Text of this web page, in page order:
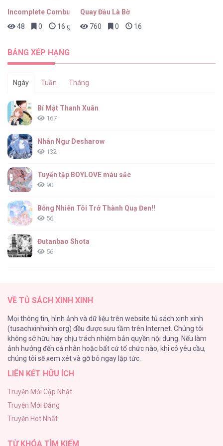
Cảnh Báo: Có Thú Dữ Kìa [...] – Chap 14
Cảnh Báo: Có Thú Dữ Kìa [...] – Chap 10
Incomplete Combustion
48
0 16 giờ trước
Quay Đầu Là Bờ
760
0 16 giờ trước
BẢNG XẾP HẠNG
Ngày Tuần Tháng
Bí Mật Thanh Xuân
167
Nhân Ngư Desharow
132
Tuyển tập BOYLOVE màu sắc
90
Bỗng Nhiên Tôi Trở Thành Quạ Đen!!
56
Đutanbao Shota
56
54
Một Đêm Nọ Đột Nhiên Yandere Tới!
51
Cách Khiến Phu Quân Đứng Về Phía Tôi
ONESHOT CHỊCH VỒN CHỊCH VÃ
47
VỀ TỦ SÁCH XINH XINH
Mọi thông tin, hình ảnh và dữ liệu trên website tủ sách xinh xinh
(tusachxinhxinh.org) đều được sưu tầm trên Internet. Chúng tôi
không sở hữu hay chịu trách nhiệm bản quyền nội dung. Nếu làm
ảnh hưởng đến cá nhân hoặc bất cứ tổ chức nào, khi có yêu cầu,
chúng tôi sẽ xem xét và gỡ bỏ ngay lập tức.
LIÊN KẾT HỮU ÍCH
Truyện Mới Cập Nhật
Truyện Mới Đăng
Truyện Hot Nhất
TỪ KHÓA TÌM KIẾM